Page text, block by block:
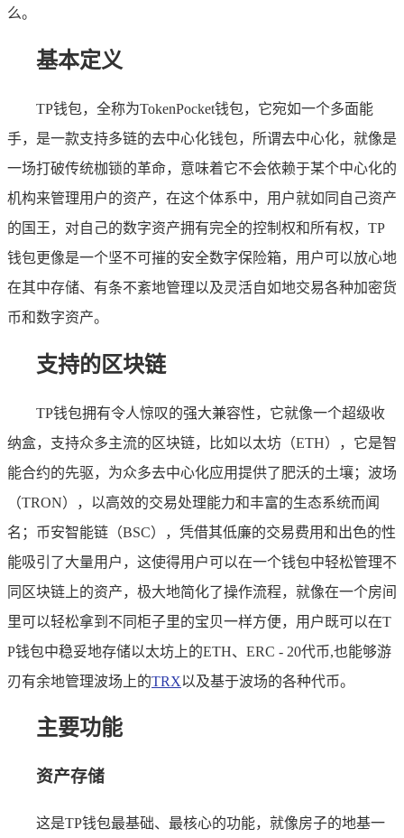
么。
基本定义
TP钱包，全称为TokenPocket钱包，它宛如一个多面能
手，是一款支持多链的去中心化钱包，所谓去中心化，就像是
一场打破传统枷锁的革命，意味着它不会依赖于某个中心化的
机构来管理用户的资产，在这个体系中，用户就如同自己资产
的国王，对自己的数字资产拥有完全的控制权和所有权，TP
钱包更像是一个坚不可摧的安全数字保险箱，用户可以放心地
在其中存储、有条不紊地管理以及灵活自如地交易各种加密货
币和数字资产。
支持的区块链
TP钱包拥有令人惊叹的强大兼容性，它就像一个超级收
纳盒，支持众多主流的区块链，比如以太坊（ETH），它是智
能合约的先驱，为众多去中心化应用提供了肥沃的土壤；波场
（TRON），以高效的交易处理能力和丰富的生态系统而闻
名；币安智能链（BSC），凭借其低廉的交易费用和出色的性
能吸引了大量用户，这使得用户可以在一个钱包中轻松管理不
同区块链上的资产，极大地简化了操作流程，就像在一个房间
里可以轻松拿到不同柜子里的宝贝一样方便，用户既可以在T
P钱包中稳妥地存储以太坊上的ETH、ERC - 20代币,也能够游
刃有余地管理波场上的TRX以及基于波场的各种代币。
主要功能
资产存储
这是TP钱包最基础、最核心的功能，就像房子的地基一